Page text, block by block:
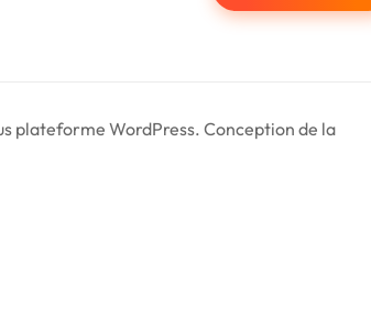
plateforme WordPress. Conception de la